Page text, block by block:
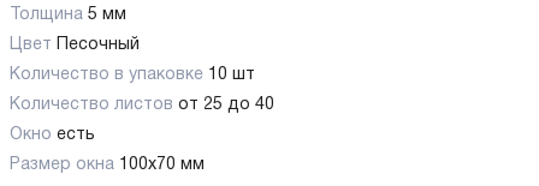
Толщина 5 мм
Цвет
Песочный
Количество в упаковке 10 шт
Количество листов от 25 до 40
Окно есть
Размер окна 100х70 мм